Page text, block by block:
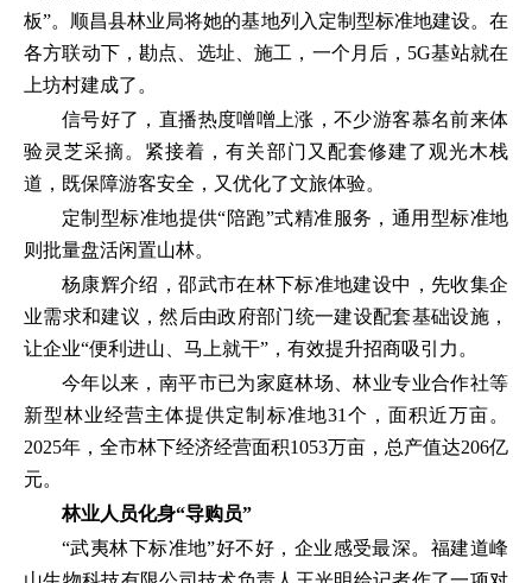
板”。顺昌县林业局将她的基地列入定制型标准地建设。在
各方联动下，勘点、选址、施工，一个月后，5G基站就在
上坊村建成了。
信号好了，直播热度噌噌上涨，不少游客慕名前来体
验灵芝采摘。紧接着，有关部门又配套修建了观光木栈
道，既保障游客安全，又优化了文旅体验。
定制型标准地提供“陪跑”式精准服务，通用型标准地
则批量盘活闲置山林。
杨康辉介绍，邵武市在林下标准地建设中，先收集企
业需求和建议，然后由政府部门统一建设配套基础设施，
让企业“便利进山、马上就干”，有效提升招商吸引力。
今年以来，南平市已为家庭林场、林业专业合作社等
新型林业经营主体提供定制标准地31个，面积近万亩。
2025年，全市林下经济经营面积1053万亩，总产值达206亿
元。
林业人员化身“导购员”
“武夷林下标准地”好不好，企业感受最深。福建道峰